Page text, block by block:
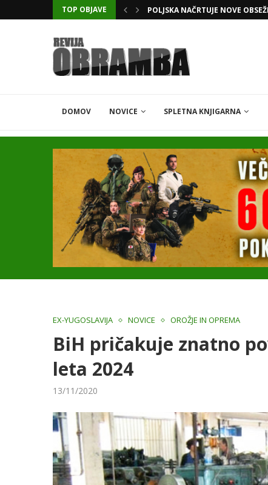
TOP OBJAVE KATARSKI DELNIČAR ZAPLETEL
DOMOV NOVICE SPLETNA KNJIGARNA
EX-YUGOSLAVIJA NOVICE OROŽJE IN OPREMA
BiH pričakuje znatno
leta 2024
13/11/2020